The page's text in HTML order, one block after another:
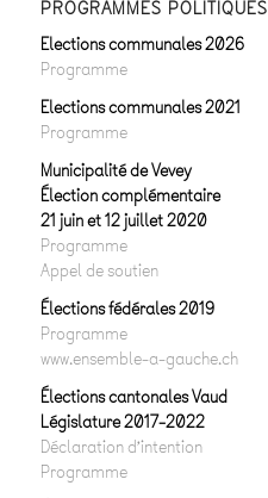
PROGRAMMES POLITIQUES
Elections communales 2026
Programme
Elections communales 2021
Programme
Municipalité de Vevey
Élection complémentaire
21 juin et 12 juillet 2020
Programme
Appel de soutien
Élections fédérales 2019
Programme
www.ensemble-a-gauche.ch
Élections cantonales Vaud
Législature 2017-2022
Déclaration d’intention
Programme